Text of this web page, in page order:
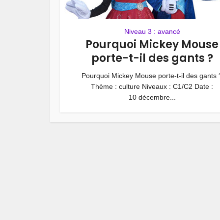
Niveau 3 : avancé
Pourquoi Mickey Mouse
porte-t-il des gants ?
Pourquoi Mickey Mouse porte-t-il des gants
Thème : culture Niveaux : C1/C2 Date :
10 décembre...